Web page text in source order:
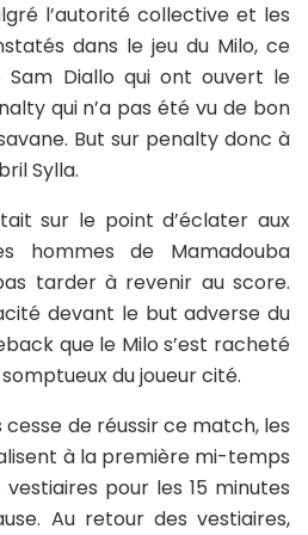
l’autorité collective et les
dans le jeu du Milo, ce
Diallo qui ont ouvert le
qui n’a pas été vu de bon
But sur penalty donc à
Sylla.
sur le point d’éclater aux
hommes de Mamadouba
tarder à revenir au score.
devant le but adverse du
que le Milo s’est racheté
du joueur cité.
de réussir ce match, les
à la première mi-temps
pour les 15 minutes
Au retour des vestiaires,